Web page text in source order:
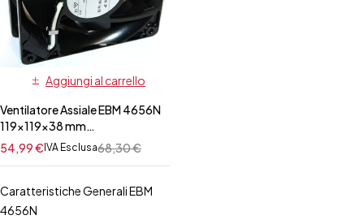
Aggiungi al carrello
Ventilatore Assiale EBM 4656N
119x119x38 mm
ZANUSSI/ELECTROLUX
68,30€
54,99€ IVA Esclusa
Caratteristiche Generali EBM
4656N